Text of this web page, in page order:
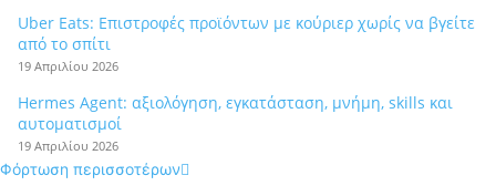
Uber Eats: Επιστροφές προϊόντων με κούριερ χωρίς να βγείτε
από το σπίτι
19 Απριλίου 2026
Hermes Agent: αξιολόγηση, εγκατάσταση, μνήμη, skills και
αυτοματισμοί
19 Απριλίου 2026
Φόρτωση περισσοτέρων